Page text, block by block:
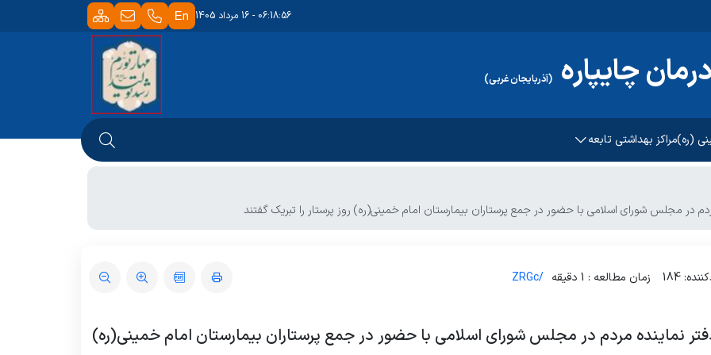
06:18:56 - 16 مرداد 1405
چایپاره (آذربایجان غربی)
(ره) چایپاره
مراکز بهداشتی تابعه
مرکز سلامت شماره 1 شهری و روستایی چایپاره
مرکز سلامت شهری و روستایی حاجیلار
در مجلس شورای اسلامی با حضور در جمع پرستاران بیمارستان امام خمینی(ره) روز پرستار را تبریک گفتند
184 زمان مطالعه : 1 دقیقه /ZRGc
نماینده مردم در مجلس شورای اسلامی با حضور در جمع پرستاران بیمارستان امام خمینی(ره)